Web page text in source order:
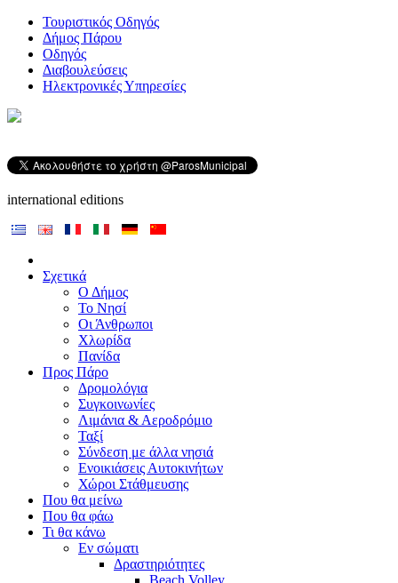
Τουριστικός Οδηγός
Δήμος Πάρου
Οδηγός
Διαβουλεύσεις
Ηλεκτρονικές Υπηρεσίες
international editions
Σχετικά
Ο Δήμος
Το Νησί
Οι Άνθρωποι
Χλωρίδα
Πανίδα
Προς Πάρο
Δρομολόγια
Συγκοινωνίες
Λιμάνια & Αεροδρόμιο
Ταξί
Σύνδεση με άλλα νησιά
Ενοικιάσεις Αυτοκινήτων
Χώροι Στάθμευσης
Που θα μείνω
Που θα φάω
Τι θα κάνω
Εν σώματι
Δραστηριότητες
Beach Volley